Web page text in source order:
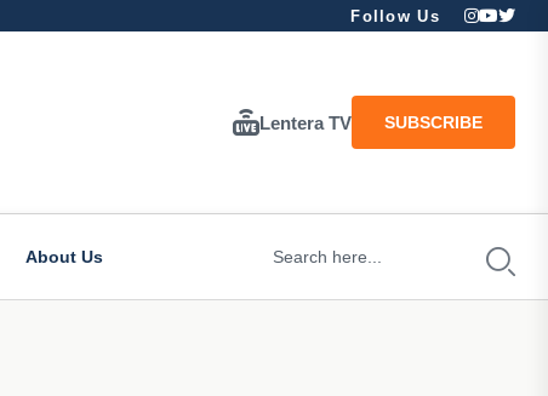
Follow Us
Lentera TV SUBSCRIBE
About Us